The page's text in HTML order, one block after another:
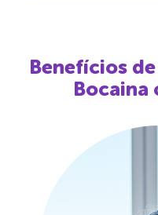
Benefícios
Bocaina